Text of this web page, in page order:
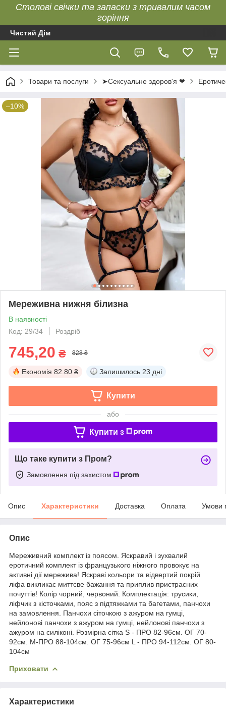
Столові свічки та запаски з тривалим часом
горіння
Чистий Дім
Товари та послуги ➤Сексуальне здоров'я ❤
–10%
Мереживна нижня білизна
В наявності
Код: 29/34
Роздріб
745,20 ₴ 828 ₴
Економія 82.80 ₴ Залишилось 23 дні
Купити
або
Купити з
Що таке купити з Пром?
Замовлення під захистом
Опис Характеристики Доставка Оплата Умови
Опис
Мереживний комплект із поясом. Яскравий і зухвалий
еротичний комплект із французького ніжного провокує на
активні дії мережива! Яскраві кольори та відвертий покрій
ліфа викликає миттєве бажання та приплив пристрасних
почуттів! Колір чорний, червоний. Комплектація: трусики,
ліфчик з кісточками, пояс з підтяжками та багетами, панчохи
на замовлення. Панчохи сіточкою з ажуром на гумці,
нейлонові панчохи з ажуром на гумці, нейлонові панчохи з
ажуром на силіконі. Розмірна сітка S - ПРО 82-96см. ОГ 70-
92см. M-ПРО 88-104см. ОГ 75-96см L - ПРО 94-112см. ОГ 80-
104см
Приховати
Характеристики